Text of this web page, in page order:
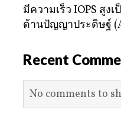
มีความเร็ว IOPS สูง
ด้านปัญญาประดิษฐ์
Recent
No comments to